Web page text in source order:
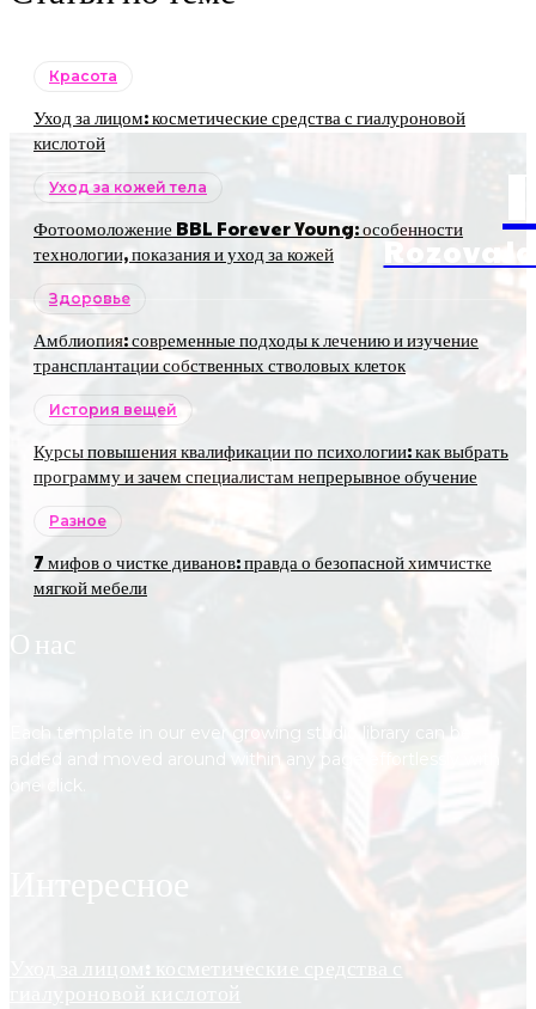
Красота
Уход за лицом: косметические средства с гиалуроновой
кислотой
Уход за кожей тела
Фотоомоложение BBL Forever Young: особенности
технологии, показания и уход за кожей
Здоровье
Амблиопия: современные подходы к лечению и изучение
трансплантации собственных стволовых клеток
История вещей
Курсы повышения квалификации по психологии: как выбрать
программу и зачем специалистам непрерывное обучение
Разное
7 мифов о чистке диванов: правда о безопасной химчистке
мягкой мебели
О нас
Each template in our ever growing studio library can be
added and moved around within any page effortlessly with
Интересное
Уход за лицом: косметические средства с
гиалуроновой кислотой